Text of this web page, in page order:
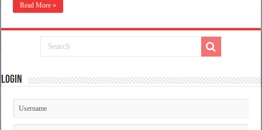
ไลฟ์
การ์ด
พิทักษ์
[พากย์
2.0
DTS]
Read More »
Login